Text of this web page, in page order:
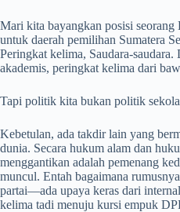
Mari kita bayangkan posisi
untuk daerah pemilihan Sumatera
Peringkat kelima, Saudara-
akademis, peringkat kelima dari
Tapi politik kita bukan politik
Kebetulan, ada takdir lain yang
dunia. Secara hukum alam dan
menggantikan adalah pemenang
muncul. Entah bagaimana
partai—ada upaya keras dari
kelima tadi menuju kursi empuk